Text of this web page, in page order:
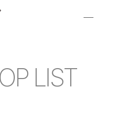
LIST